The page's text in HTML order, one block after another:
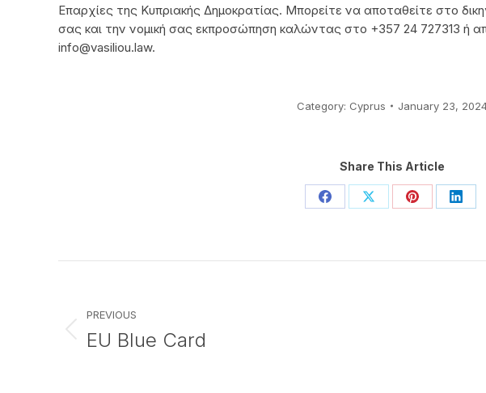
Επαρχίες της Κυπριακής Δημοκρατίας. Μπορείτε να αποταθείτε στο
σας και την νομική σας εκπροσώπηση καλώντας στο +357 24 727313 ή
info@vasiliou.law.
Category: Cyprus January 23,
Share This Article
Share Share Share Share
navigation
PREVIOUS
Previous
EU Blue Card